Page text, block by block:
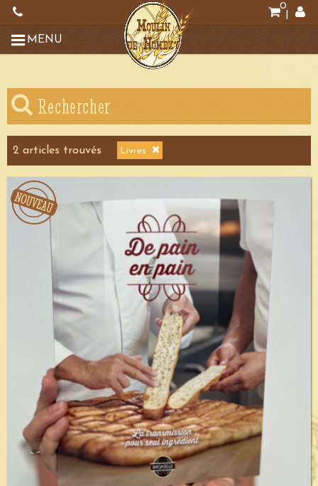
0
MENU
Rechercher
2 articles trouvés Livres